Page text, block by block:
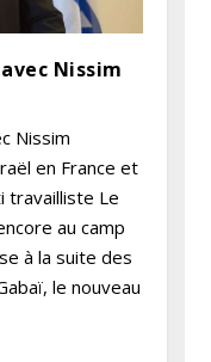
Nissim
Nissim
en France et
travailliste Le
au camp
à la suite des
le nouveau